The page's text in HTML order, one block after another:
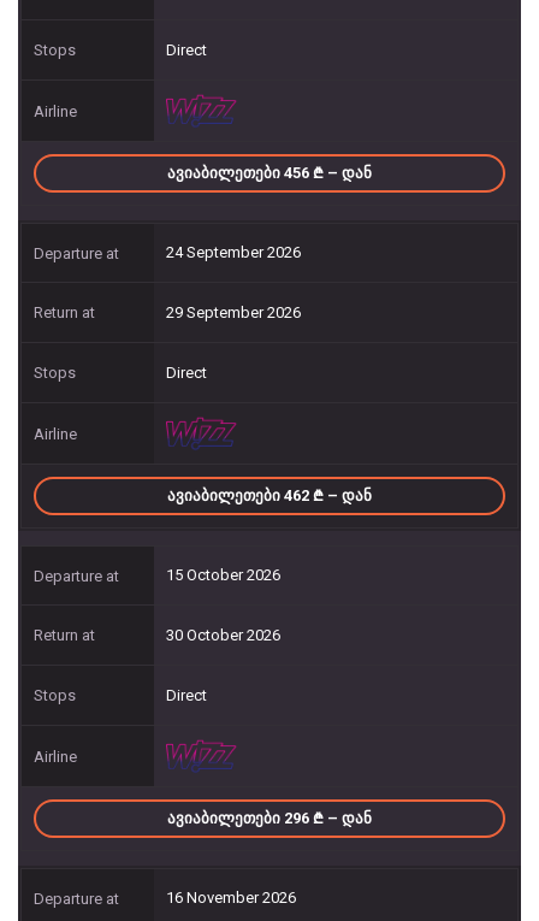
Direct
ᲐᲕᲘᲐᲑᲘᲚᲔᲗᲔᲑᲘ 456 – ᲓᲐᲜ
24 September 2026
29 September 2026
Direct
ᲐᲕᲘᲐᲑᲘᲚᲔᲗᲔᲑᲘ 462 – ᲓᲐᲜ
15 October 2026
30 October 2026
Direct
ᲐᲕᲘᲐᲑᲘᲚᲔᲗᲔᲑᲘ 296 – ᲓᲐᲜ
16 November 2026